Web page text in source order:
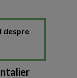
despre